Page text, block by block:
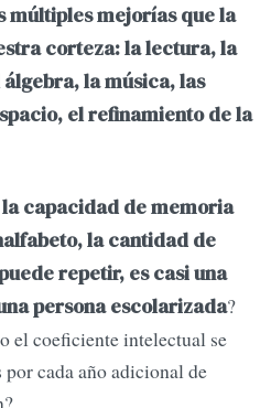
múltiples mejorías que la
corteza: la lectura, la
la música, las
el refinamiento de la
la capacidad de memoria
la cantidad de
repetir, es casi una
persona escolarizada?
el coeficiente intelectual se
cada año adicional de